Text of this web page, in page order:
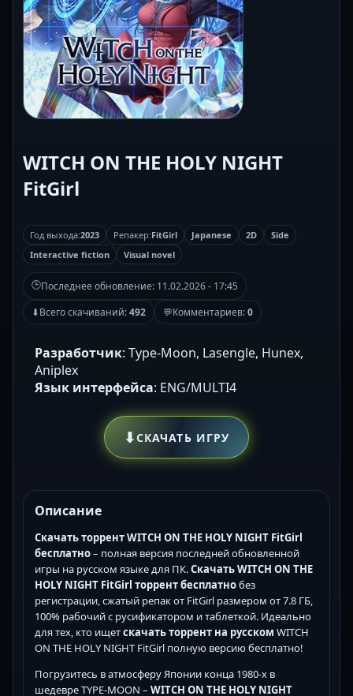
WITCH ON THE HOLY NIGHT
FitGirl
Год выхода:2023 Репакер:FitGirl Japanese 2D
Side
Interactive fiction
Visual novel
🕒Последнее обновление: 11.02.2026 - 17:45
⬇Всего скачиваний:492 💬Комментариев:0
Разработчик: Type-Moon, Lasengle, Hunex,
Aniplex
Язык интерфейса: ENG/MULTI4
⬇СКАЧАТЬ ИГРУ
Описание
Скачать торрент WITCH ON THE HOLY NIGHT FitGirl
бесплатно– полная версия последней обновленной
игры на русском языке для ПК.Скачать WITCH ON THE
HOLY NIGHT FitGirl торрент бесплатнобез
регистрации, сжатый репак от FitGirl размером от 7.8 ГБ,
100% рабочий с русификатором и таблеткой. Идеально
для тех, кто ищетскачать торрент на русском WITCH
ON THE HOLY NIGHT FitGirl полную версию бесплатно!
Погрузитесь в атмосферу Японии конца 1980-х в
шедевре TYPE-MOON – WITCH ON THE HOLY NIGHT